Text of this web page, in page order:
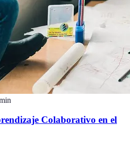
Colaborativo en el